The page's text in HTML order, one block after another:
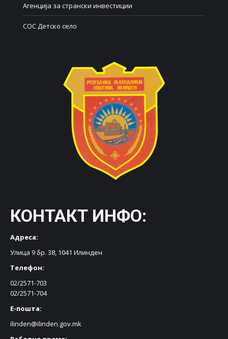
Агенција за странски инвестиции
СОС Детско село
КОНТАКТ ИНФО:
Адреса:
Улица 9 бр. 38, 1041 Илинден
Телефон:
02/2571-703
02/2571-704
Е-пошта:
ilinden@ilinden.gov.mk